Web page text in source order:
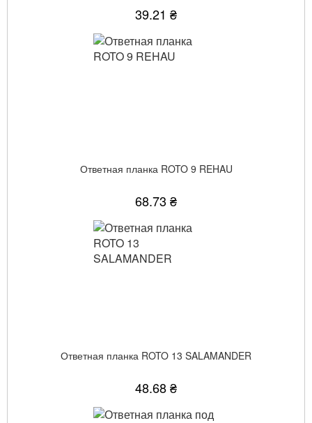
39.21 ₴
Ответная планка ROTO 9 REHAU
68.73 ₴
Ответная планка ROTO 13 SALAMANDER
48.68 ₴